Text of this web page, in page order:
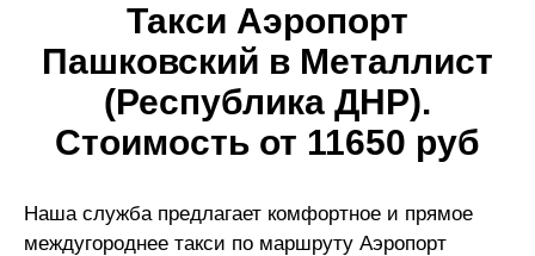
Такси Аэропорт
Пашковский в Металлист
(Республика ДНР).
Стоимость от 11650 руб
Наша служба предлагает комфортное и прямое
междугороднее такси по маршруту Аэропорт